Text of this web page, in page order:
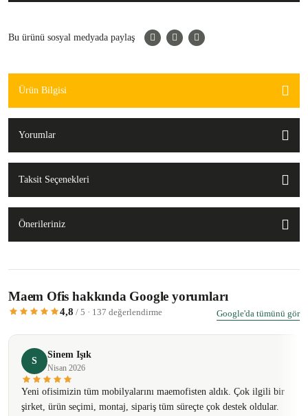
Bu ürünü sosyal medyada paylaş
Ürün Bilgisi
Yorumlar
Taksit Seçenekleri
Önerileriniz
Maem Ofis hakkında Google yorumları
4,8 / 5 · 137 değerlendirme Google'da tümünü gör
S
Sinem Işık
Nisan 2026
Yeni ofisimizin tüm mobilyalarını maemofisten aldık. Çok ilgili bir
şirket, ürün seçimi, montaj, sipariş tüm süreçte çok destek oldular.